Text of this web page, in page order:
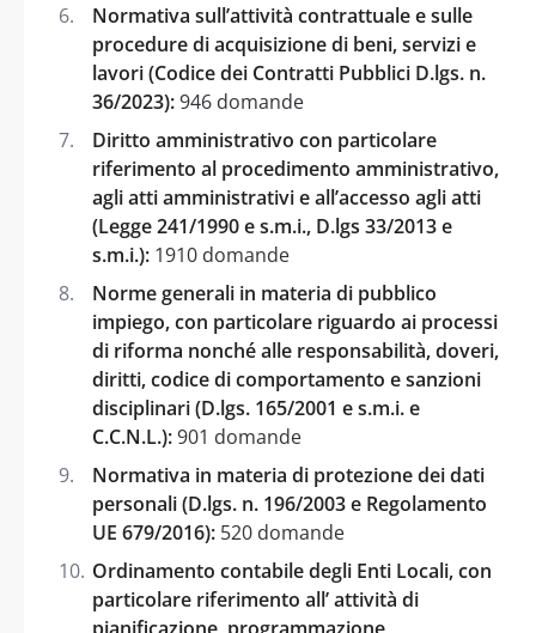
Normativa sull’attività contrattuale e sulle
procedure di acquisizione di beni, servizi e
lavori (Codice dei Contratti Pubblici D.lgs. n.
36/2023):946 domande
Diritto amministrativo con particolare
riferimento al procedimento amministrativo,
agli atti amministrativi e all’accesso agli atti
(Legge 241/1990 e s.m.i., D.lgs 33/2013 e
s.m.i.): 1910 domande
Norme generali in materia di pubblico
impiego, con particolare riguardo ai processi
di riforma nonché alle responsabilità, doveri,
diritti, codice di comportamento e sanzioni
disciplinari (D.lgs. 165/2001 e s.m.i. e
C.C.N.L.):901 domande
Normativa in materia di protezione dei dati
personali (D.lgs. n. 196/2003 e Regolamento
UE 679/2016): 520 domande
Ordinamento contabile degli Enti Locali, con
particolare riferimento all’ attività di